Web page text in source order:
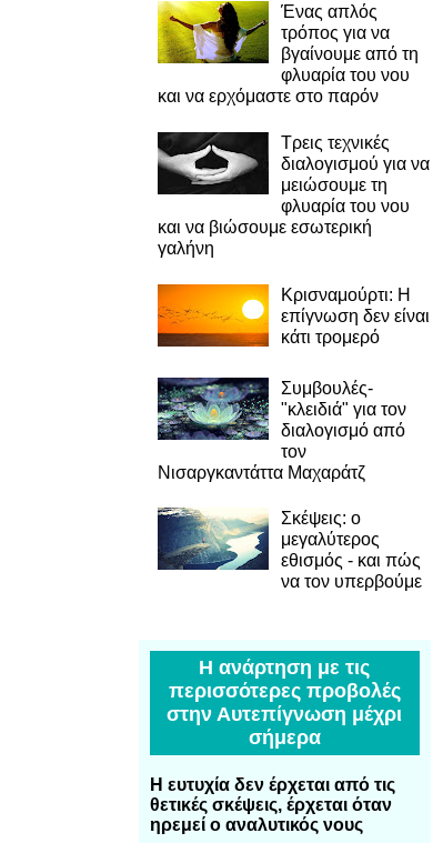
Ένας απλός
τρόπος για να
βγαίνουμε από τη
φλυαρία του νου
και να ερχόμαστε στο παρόν
Τρεις τεχνικές
διαλογισμού για να
μειώσουμε τη
φλυαρία του νου
και να βιώσουμε εσωτερική
γαλήνη
Κρισναμούρτι: Η
επίγνωση δεν είναι
κάτι τρομερό
Συμβουλές-
"κλειδιά" για τον
διαλογισμό από
τον
Νισαργκαντάττα Μαχαράτζ
Σκέψεις: ο
μεγαλύτερος
εθισμός - και πώς
να τον υπερβούμε
Η ανάρτηση με τις
περισσότερες προβολές
στην Αυτεπίγνωση μέχρι
σήμερα
Η ευτυχία δεν έρχεται από τις
θετικές σκέψεις, έρχεται όταν
ηρεμεί ο αναλυτικός νους